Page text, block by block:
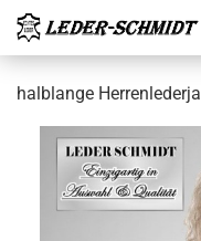
halb­lan­ge